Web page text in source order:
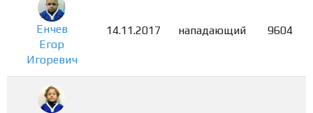
Енчев
Егор
Игоревич
14.11.2017 нападающий 9604